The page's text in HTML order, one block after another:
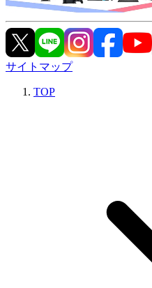
サイトマップ
TOP